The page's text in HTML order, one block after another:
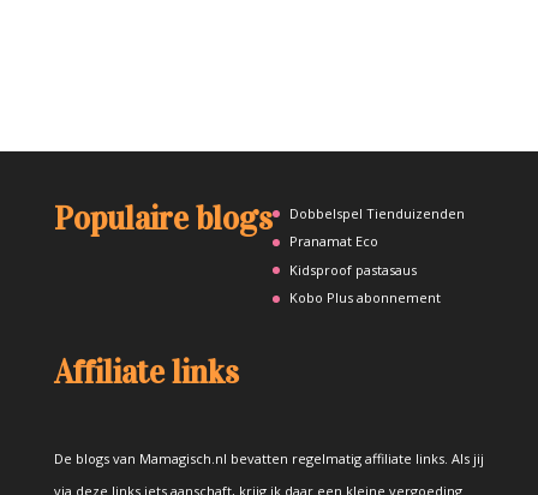
Populaire blogs
Dobbelspel Tienduizenden
Pranamat Eco
Kidsproof pastasaus
Kobo Plus abonnement
Affiliate links
De blogs van Mamagisch.nl bevatten regelmatig affiliate links. Als jij
via deze links iets aanschaft, krijg ik daar een kleine vergoeding